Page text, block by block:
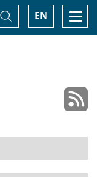
EN
Basculer
la
recherche